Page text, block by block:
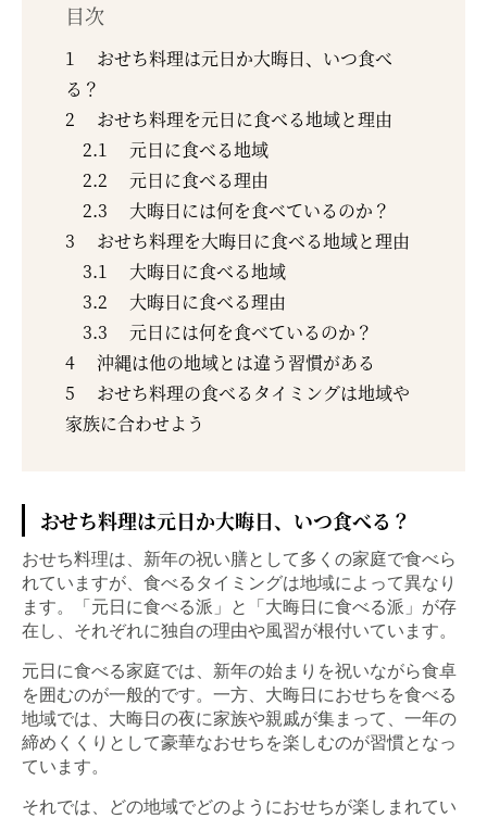
目次
1
おせち料理は元日か大晦日、いつ食べ
る？
2
おせち料理を元日に食べる地域と理由
2.1
元日に食べる地域
2.2
元日に食べる理由
2.3
大晦日には何を食べているのか？
3
おせち料理を大晦日に食べる地域と理由
3.1
大晦日に食べる地域
3.2
大晦日に食べる理由
3.3
元日には何を食べているのか？
4
沖縄は他の地域とは違う習慣がある
5
おせち料理の食べるタイミングは地域や
家族に合わせよう
おせち料理は元日か大晦日、いつ食べる？
おせち料理は、新年の祝い膳として多くの家庭で食べら
れていますが、食べるタイミングは地域によって異なり
ます。「元日に食べる派」と「大晦日に食べる派」が存
在し、それぞれに独自の理由や風習が根付いています。
元日に食べる家庭では、新年の始まりを祝いながら食卓
を囲むのが一般的です。一方、大晦日におせちを食べる
地域では、大晦日の夜に家族や親戚が集まって、一年の
締めくくりとして豪華なおせちを楽しむのが習慣となっ
ています。
それでは、どの地域でどのようにおせちが楽しまれてい